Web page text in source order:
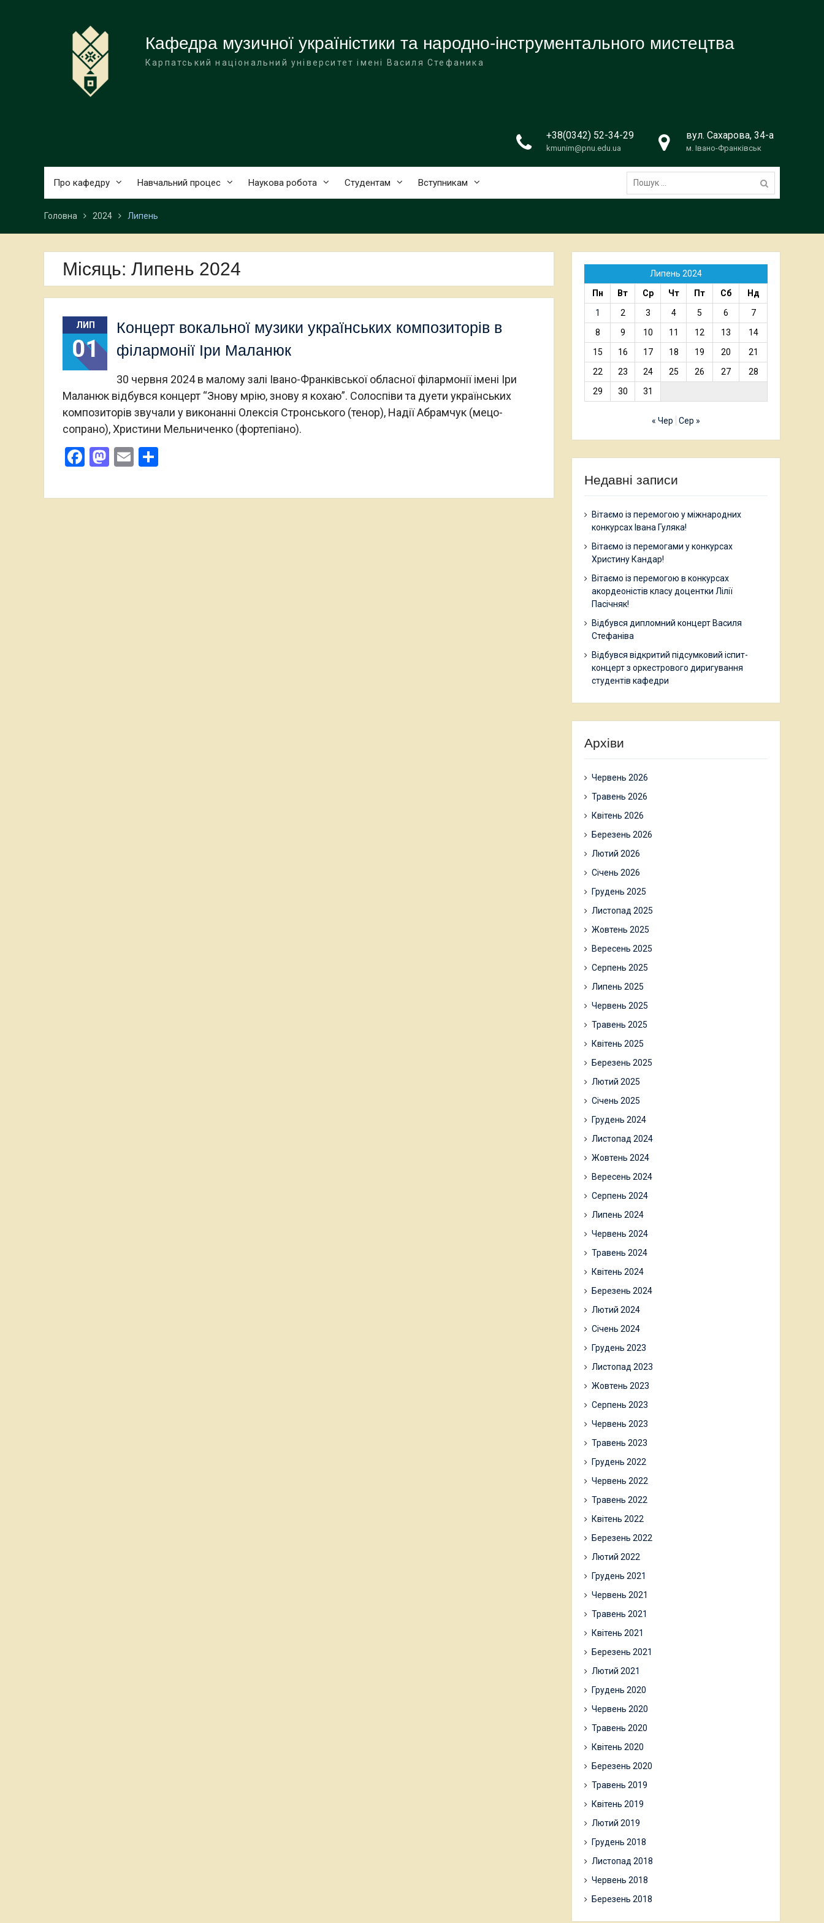
Кафедра музичної україністики та народно-інструментального мистецтва
Карпатський національний університет імені Василя Стефаника
+38(0342) 52-34-29
kmunim@pnu.edu.ua
вул. Сахарова, 34-а
м. Івано-Франківськ
Про кафедру Навчальний процес Наукова робота Студентам Вступникам
Пошук:
Головна 2024 Липень
Місяць: Липень 2024
ЛИП
01
Концерт вокальної музики українських композиторів в
філармонії Іри Маланюк
30 червня 2024 в малому залі Івано-Франківської обласної філармонії імені Іри
Маланюк відбувся концерт “Знову мрію, знову я кохаю”. Солоспіви та дуети українських
композиторів звучали у виконанні Олексія Стронського (тенор), Надії Абрамчук (мецо-
сопрано), Христини Мельниченко (фортепіано).
Facebook
Mastodon
Email
Липень 2024
Пн
Вт Ср Чт Пт Сб
Нд
1
2 3 4 5 6
7
8
9 10 11 12 13
14
15
16 17 18 19 20
21
22
23 24 25 26 27
28
29
30 31
« Чер Сер »
Недавні записи
Вітаємо із перемогою у міжнародних
конкурсах Івана Гуляка!
Вітаємо із перемогами у конкурсах
Христину Кандар!
Вітаємо із перемогою в конкурсах
акордеоністів класу доцентки Лілії
Пасічняк!
Відбувся дипломний концерт Василя
Стефаніва
Відбувся відкритий підсумковий іспит-
концерт з оркестрового диригування
студентів кафедри
Архіви
Червень 2026
Травень 2026
Квітень 2026
Березень 2026
Лютий 2026
Січень 2026
Грудень 2025
Листопад 2025
Жовтень 2025
Вересень 2025
Серпень 2025
Липень 2025
Червень 2025
Травень 2025
Квітень 2025
Березень 2025
Лютий 2025
Січень 2025
Грудень 2024
Листопад 2024
Жовтень 2024
Вересень 2024
Серпень 2024
Липень 2024
Червень 2024
Травень 2024
Квітень 2024
Березень 2024
Лютий 2024
Січень 2024
Грудень 2023
Листопад 2023
Жовтень 2023
Серпень 2023
Червень 2023
Травень 2023
Грудень 2022
Червень 2022
Травень 2022
Квітень 2022
Березень 2022
Лютий 2022
Грудень 2021
Червень 2021
Травень 2021
Квітень 2021
Березень 2021
Лютий 2021
Грудень 2020
Червень 2020
Травень 2020
Квітень 2020
Березень 2020
Травень 2019
Квітень 2019
Лютий 2019
Грудень 2018
Листопад 2018
Червень 2018
Березень 2018